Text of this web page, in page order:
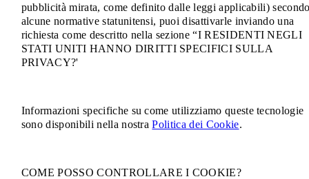
pubblicità mirata, come definito dalle leggi applicabili)
alcune normative statunitensi, puoi disattivarle inviando una
richiesta come descritto nella sezione “I RESIDENTI NEGLI
STATI UNITI HANNO DIRITTI SPECIFICI SULLA
PRIVACY?'
Informazioni specifiche su come utilizziamo queste tecnologie
sono disponibili nella nostraPolitica dei Cookie.
COME POSSO CONTROLLARE I COOKIE?